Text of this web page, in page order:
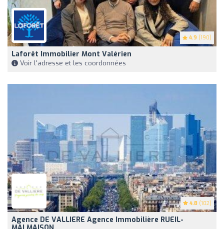
4.9 (190)
Laforêt Immobilier Mont Valérien
Voir l'adresse et les coordonnées
4.8 (102)
Agence DE VALLIERE Agence Immobilière RUEIL-